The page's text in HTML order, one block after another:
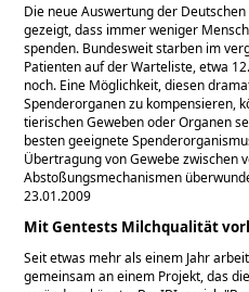
Die neue Auswertung der
gezeigt, dass immer weniger
spenden. Bundesweit starben im
Patienten auf der Warteliste, etwa
noch. Eine Möglichkeit, diesen
Spenderorganen zu kompensieren,
tierischen Geweben oder Organen
besten geeignete
Übertragung von Gewebe zwischen
Abstoßungsmechanismen
23.01.2009
Mit Gentests Milchqualität
Seit etwas mehr als einem Jahr
gemeinsam an einem Projekt, das